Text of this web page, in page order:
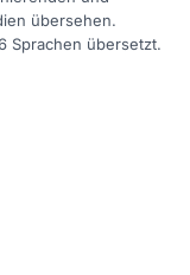
übersehen.
Sprachen übersetzt.